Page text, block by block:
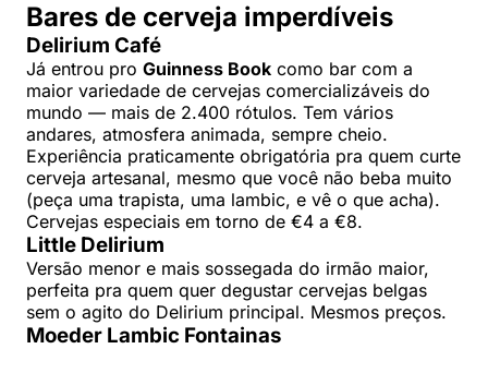
Bares de cerveja imperdíveis
Delirium Café
Já entrou pro Guinness Book como bar com a
maior variedade de cervejas comercializáveis do
mundo — mais de 2.400 rótulos. Tem vários
andares, atmosfera animada, sempre cheio.
Experiência praticamente obrigatória pra quem curte
cerveja artesanal, mesmo que você não beba muito
(peça uma trapista, uma lambic, e vê o que acha).
Cervejas especiais em torno de €4 a €8.
Little Delirium
Versão menor e mais sossegada do irmão maior,
perfeita pra quem quer degustar cervejas belgas
sem o agito do Delirium principal. Mesmos preços.
Moeder Lambic Fontainas